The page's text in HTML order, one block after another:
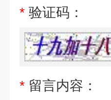
* 验证码：
* 留言内容：